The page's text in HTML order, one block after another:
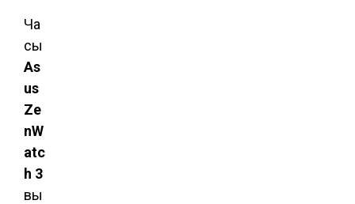
Ча
сы
As
us
Ze
nW
atc
h 3
вы